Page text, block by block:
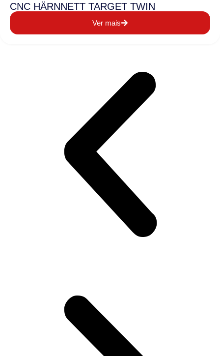
CNC HÄRNNETT TARGET TWIN
Ver mais